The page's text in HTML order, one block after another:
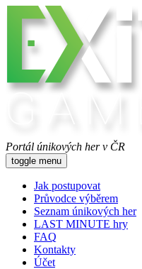
Portál únikových her v ČR
toggle menu
Jak postupovat
Průvodce výběrem
Seznam únikových her
LAST MINUTE hry
FAQ
Kontakty
Účet